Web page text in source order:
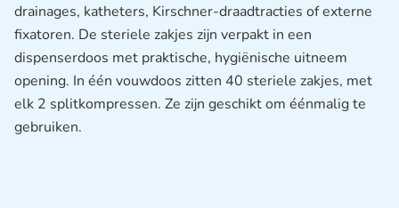
drainages, katheters, Kirschner-draadtracties of externe
fixatoren. De steriele zakjes zijn verpakt in een
dispenserdoos met praktische, hygiënische uitneem
opening. In één vouwdoos zitten 40 steriele zakjes, met
elk 2 splitkompressen. Ze zijn geschikt om éénmalig te
gebruiken.